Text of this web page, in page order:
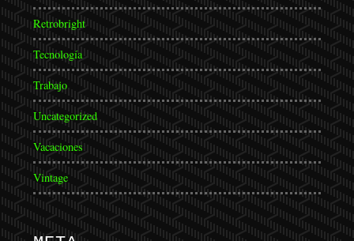
Retrobright
Tecnología
Trabajo
Uncategorized
Vacaciones
Vintage